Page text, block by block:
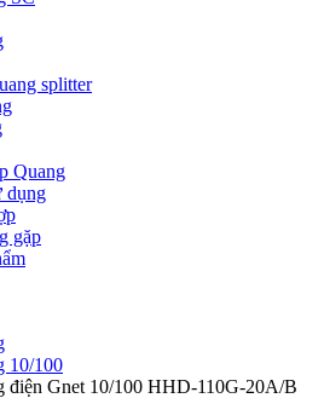
splitter
Quang
dụng
gặp
10/100
điện Gnet 10/100 HHD-110G-20A/B